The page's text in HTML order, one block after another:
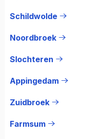
Schildwolde
Noordbroek
Slochteren
Appingedam
Zuidbroek
Farmsum